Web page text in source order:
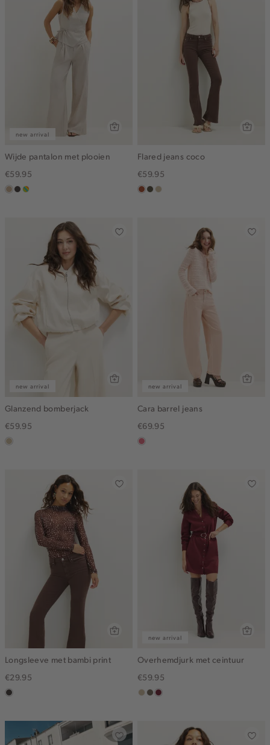
new arrival
Wijde pantalon met plooien
€59.95
zandchocomeerkleurig
Flared jeans coco
€59.95
bruin
donkerkhaki
lichtzand
new arrival
Glanzend bomberjack
€59.95
lichtzand
new arrival
Cara barrel jeans
€69.95
rose,
Longsleeve met bambi print
€29.95
choco
new arrival
Overhemdjurk met ceintuur
€59.95
lichtzand
middenbruin
bordeaux